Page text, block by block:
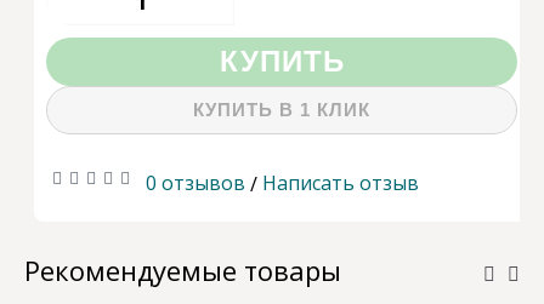
КУПИТЬ
КУПИТЬ В 1 КЛИК
0 отзывов / Написать отзыв
Рекомендуемые товары